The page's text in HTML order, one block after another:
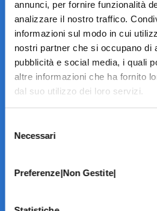
annunci, per fornire funzionalità
analizzare il nostro traffico.
informazioni sul modo in cui
nostri partner che si occupano di
pubblicità e social media, i quali
altre informazioni che ha fornito
dal suo utilizzo dei loro servizi.
delNecessari
Preferenze|Non Gestite|
Specialità
Home Page
PRENOTA ON LINE
INFORMATIVE
Home Page
Modello 231
Amministrazione Trasparente